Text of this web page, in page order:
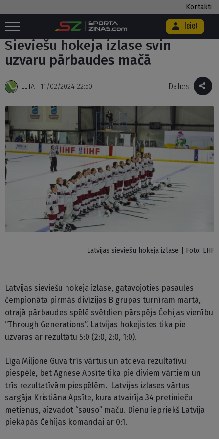
Kontakti
Ieiet
Sākums / Sieviešu hokeja izlase svin uzvaru pārbaudes mačā
Sieviešu hokeja izlase svin
uzvaru pārbaudes mačā
LETA 11/02/2024 22:50 Dalies
Latvijas sieviešu hokeja izlase | Foto: LHF
Latvijas sieviešu hokeja izlase, gatavojoties pasaules
čempionāta pirmās divīzijas B grupas turnīram martā,
otrajā pārbaudes spēlē svētdien pārspēja Čehijas vienību
“Through Generations”. Latvijas hokejistes tika pie
uzvaras ar rezultātu 5:0 (2:0, 2:0, 1:0).
Līga Miljone Guva trīs vārtus un atdeva rezultatīvu
piespēle, bet Agnese Apsīte tika pie diviem vārtiem un
trīs rezultatīvām piespēlēm. Latvijas izlases vārtus
sargāja Kristiāna Apsīte, kura atvairīja 34 pretinieču
metienus, aizvadot “sauso” maču. Dienu iepriekš Latvija
piekāpās Čehijas komandai ar 0:1.